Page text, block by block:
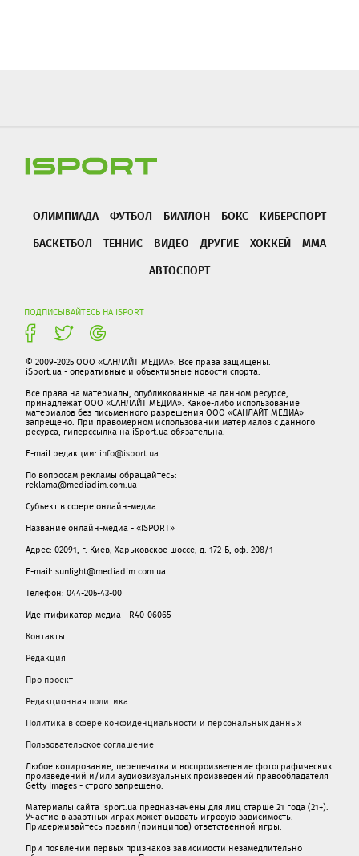
ОЛИМПИАДА ФУТБОЛ БИАТЛОН БОКС
КИБЕРСПОРТ
БАСКЕТБОЛ
ТЕННИС ВИДЕО ДРУГИЕ ХОККЕЙ
ММА
АВТОСПОРТ
ПОДПИСЫВАЙТЕСЬ НА ISPORT
© 2009-2025 ООО «САНЛАЙТ МЕДИА». Все права защищены.
iSport.ua - оперативные и объективные новости спорта.
Все права на материалы, опубликованные на данном ресурсе,
принадлежат ООО «САНЛАЙТ МЕДИА». Какое-либо использование
материалов без письменного разрешения ООО «САНЛАЙТ МЕДИА»
запрещено. При правомерном использовании материалов с данного
ресурса, гиперссылка на iSport.ua обязательна.
E-mail редакции: info@isport.ua
По вопросам рекламы обращайтесь:
reklama@mediadim.com.ua
Субъект в сфере онлайн-медиа
Название онлайн-медиа - «ISPORT»
Адрес: 02091, г. Киев, Харьковское шоссе, д. 172-Б, оф. 208/1
E-mail: sunlight@mediadim.com.ua
Телефон: 044-205-43-00
Идентификатор медиа - R40-06065
Контакты
Редакция
Про проект
Редакционная политика
Политика в сфере конфиденциальности и персональных данных
Пользовательское соглашение
Любое копирование, перепечатка и воспроизведение фотографических
произведений и/или аудиовизуальных произведений правообладателя
Getty Images - строго запрещено.
Материалы сайта isport.ua предназначены для лиц старше 21 года (21+).
Участие в азартных играх может вызвать игровую зависимость.
Придерживайтесь правил (принципов) ответственной игры.
При появлении первых признаков зависимости незамедлительно